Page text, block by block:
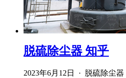
脱硫除尘器 知乎
2023年6月12日 · 脱硫除尘